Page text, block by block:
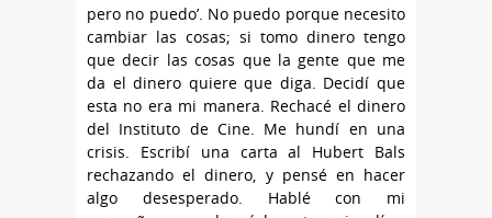
pero no puedo’. No puedo porque necesito
cambiar las cosas; si tomo dinero tengo
que decir las cosas que la gente que me
da el dinero quiere que diga. Decidí que
esta no era mi manera. Rechacé el dinero
del Instituto de Cine. Me hundí en una
crisis. Escribí una carta al Hubert Bals
rechazando el dinero, y pensé en hacer
algo desesperado. Hablé con mi